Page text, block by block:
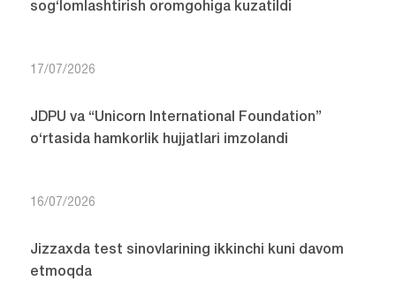
sog‘lomlashtirish oromgohiga kuzatildi
17/07/2026
JDPU va “Unicorn International Foundation”
o‘rtasida hamkorlik hujjatlari imzolandi
16/07/2026
Jizzaxda test sinovlarining ikkinchi kuni davom
etmoqda